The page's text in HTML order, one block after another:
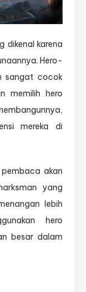
dikenal karena
Hero-
sangat cocok
memilih hero
mereka di
akan
yang
lebih
hero
besar dalam